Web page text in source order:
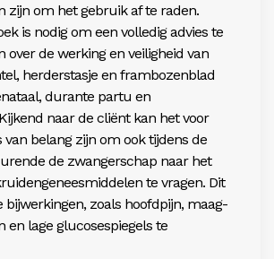
zijn om het gebruik af te raden.
is nodig om een volledig advies te
over de werking en veiligheid van
herderstasje en frambozenblad
durante partu en
naar de cliënt kan het voor
van belang zijn om ook tijdens de
de zwangerschap naar het
te vragen. Dit
bijwerkingen, zoals hoofdpijn, maag-
en lage glucosespiegels te